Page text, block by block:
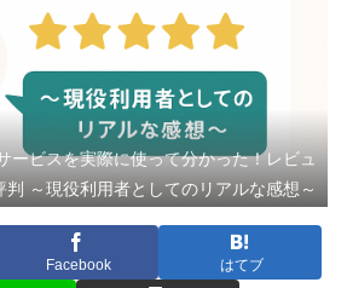
ービスを実際に使って分かった！レビュ
判 ～現役利用者としてのリアルな感想～
Facebook はてブ